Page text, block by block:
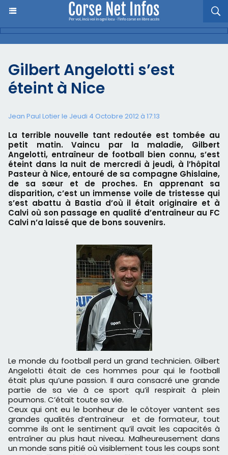
Gilbert Angelotti s’est
éteint à Nice
Jean Paul Lotier le Jeudi 4 Octobre 2012 à 17:13
La terrible nouvelle tant redoutée est tombée au
petit matin. Vaincu par la maladie, Gilbert
Angelotti, entraîneur de football bien connu, s’est
éteint dans la nuit de mercredi à jeudi, à l’hôpital
Pasteur à Nice, entouré de sa compagne Ghislaine,
de sa sœur et de proches. En apprenant sa
disparition, c’est un immense voile de tristesse qui
s’est abattu à Bastia d’où il était originaire et à
Calvi où son passage en qualité d’entraîneur au FC
Calvi n’a laissé que de bons souvenirs.
Le monde du football perd un grand technicien. Gilbert
Angelotti était de ces hommes pour qui le football
était plus qu’une passion. Il aura consacré une grande
partie de sa vie à ce sport qu’il respirait à plein
poumons. C’était toute sa vie.
Ceux qui ont eu le bonheur de le côtoyer vantent ses
grandes qualités d’entraîneur et de formateur, tout
comme ils ont le sentiment qu’il avait les capacités à
entraîner au plus haut niveau. Malheureusement dans
un monde sans pitié où visiblement tous les coups sont